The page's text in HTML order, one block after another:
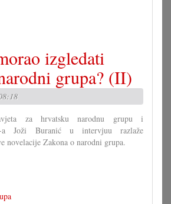
izgledati
grupa? (II)
za hrvatsku narodnu grupu i
a Joži Buranić u intervjuu razlaže
novelacije Zakona o narodni grupa.